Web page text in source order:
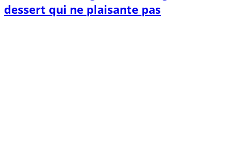
dessert qui ne plaisante pas